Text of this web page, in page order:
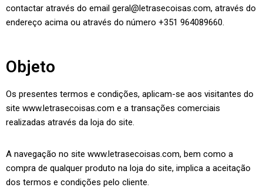
contactar através do email geral@letrasecoisas.com, através do
endereço acima ou através do número +351 964089660.
Objeto
Os presentes termos e condições, aplicam-se aos visitantes do
site www.letrasecoisas.com e a transações comerciais
realizadas através da loja do site.
A navegação no site www.letrasecoisas.com, bem como a
compra de qualquer produto na loja do site, implica a aceitação
dos termos e condições pelo cliente.